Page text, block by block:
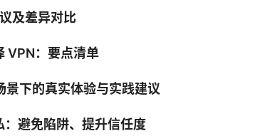
及差异对比
VPN：要点清单
景下的真实体验与实践建议
：避免陷阱、提升信任度